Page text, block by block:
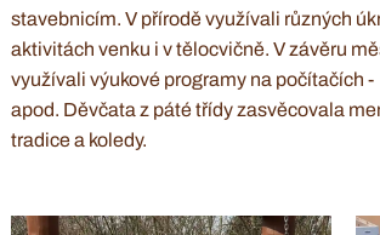
stavebnicím. V přírodě využívali různých
aktivitách venku i v tělocvičně. V závěru
využívali výukové programy na počítačích
apod. Děvčata z páté třídy zasvěcovala
tradice a koledy.